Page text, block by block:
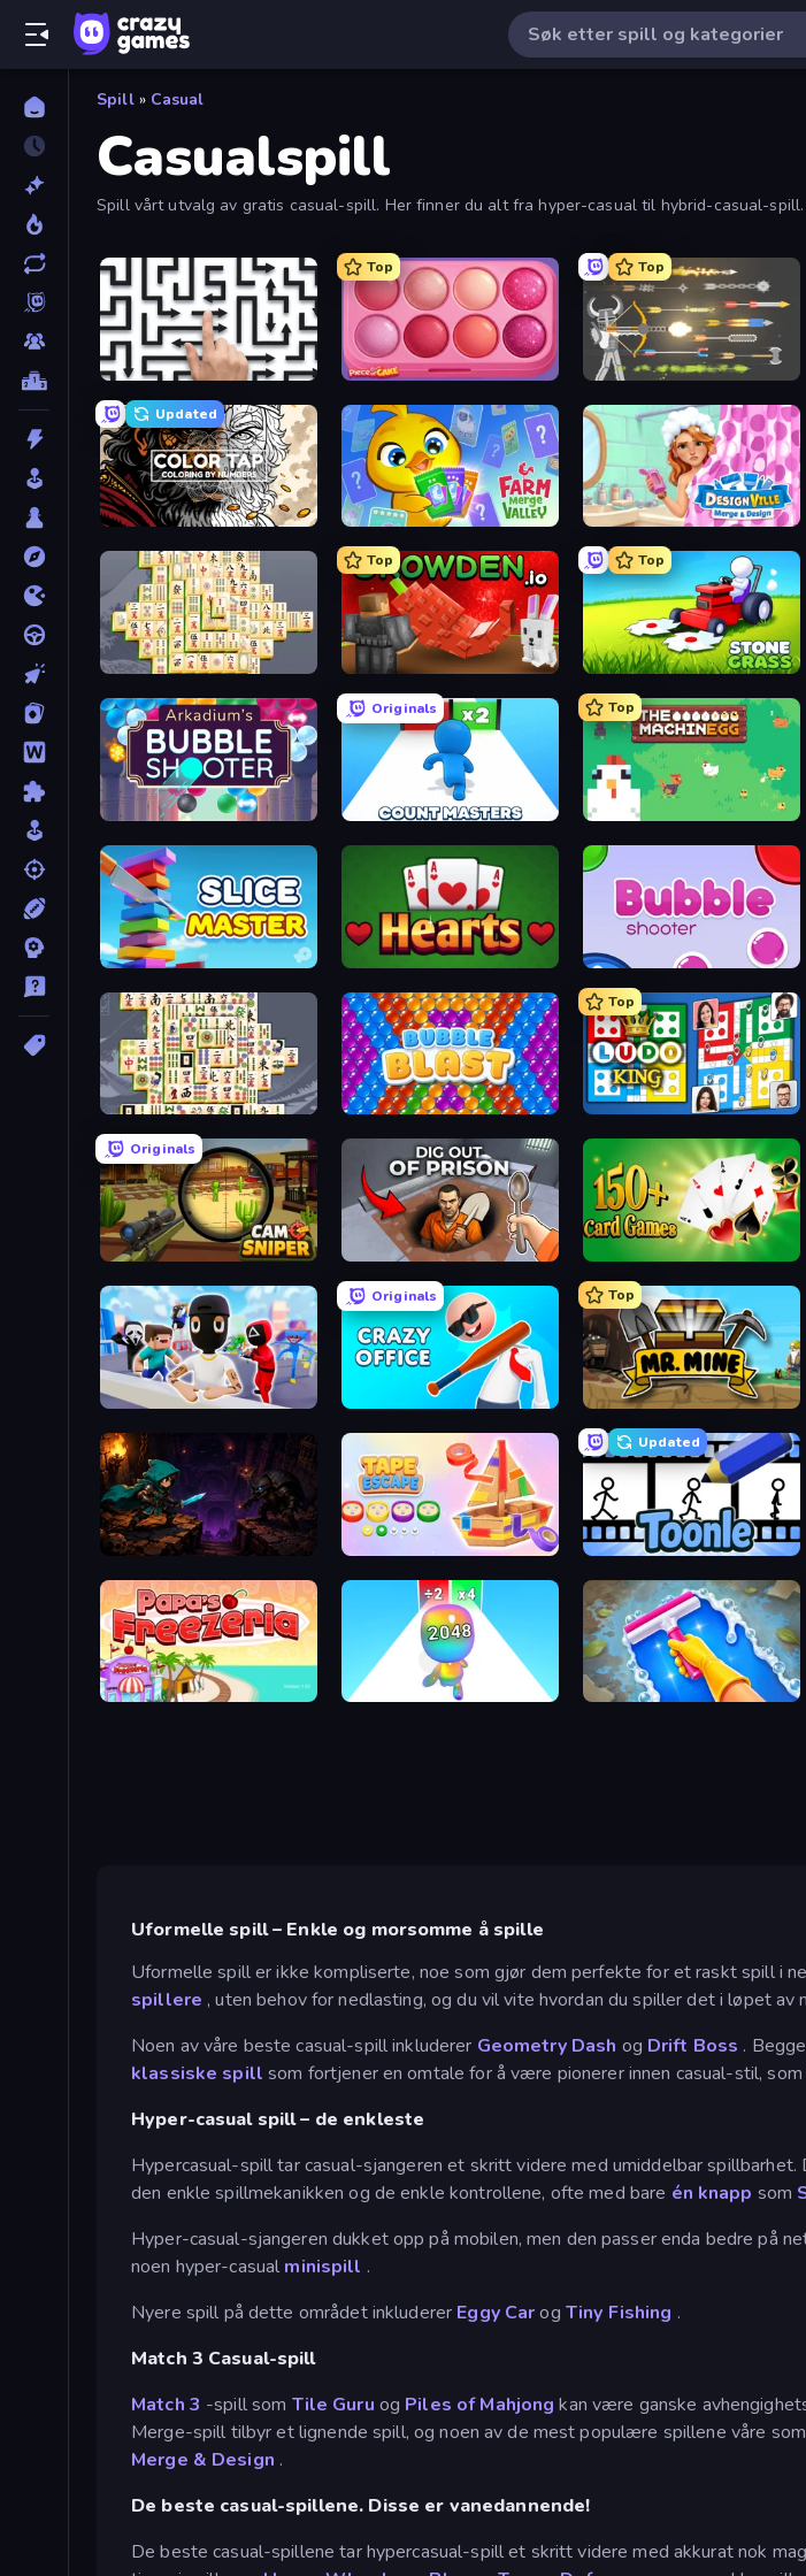
Spill » Casual
Casualspill
Spill vårt utvalg av gratis casual-spill. Her finner du alt fra hyper-casual til hybrid-casual-spill.
Arrow Escape: Puzzle
Top
Piece of Cake: Merge and Bake
Top
Ragdoll Archers
Updated
Color Tap: Coloring by Numbers Farm Merge Valley Designville: Merge & Design
Mahjong Online
Top
Grow A Garden | Growden.io
Top
Stone Grass: Mowing Simulator
Arkadium's Bubble Shooter
Originals Top
The MachinEGG
Slice Master Hearts: Classic Bubble Shooter
Mahjong Titans Bubble Blast
Top
Ludo King
Originals
Camo Sniper Dig out of Prison
Originals
Crazy Office: Slap and Smash!
Top
Mr. Mine
Dungeon Descent
Updated
Toonle
Papa's Freezeria Man Runner 2048 Hotel Rush: Merge Story
Uformelle spill – Enkle og morsomme å spille
Uformelle spill er ikke kompliserte, noe som gjør dem perfekte for et raskt spill i
spillere , uten behov for nedlasting, og du vil vite hvordan du spiller det i løpet
Noen av våre beste casual-spill inkluderer Geometry Dash og Drift Boss .
klassiske spill som fortjener en omtale for å være pionerer innen casual-stil, som
Hyper-casual spill – de enkleste
Hypercasual-spill tar casual-sjangeren et skritt videre med umiddelbar
den enkle spillmekanikken og de enkle kontrollene, ofte med bare én knapp som
Hyper-casual-sjangeren dukket opp på mobilen, men den passer enda bedre på
noen hyper-casual minispill .
Nyere spill på dette området inkluderer Eggy Carog Tiny Fishing .
Match 3 Casual-spill
Match 3 -spill som Tile Guru og Piles of Mahjong kan være ganske
Merge-spill tilbyr et lignende spill, og noen av de mest populære spillene våre
Merge & Design .
De beste casual-spillene. Disse er vanedannende!
De beste casual-spillene tar hypercasual-spill et skritt videre med akkurat nok